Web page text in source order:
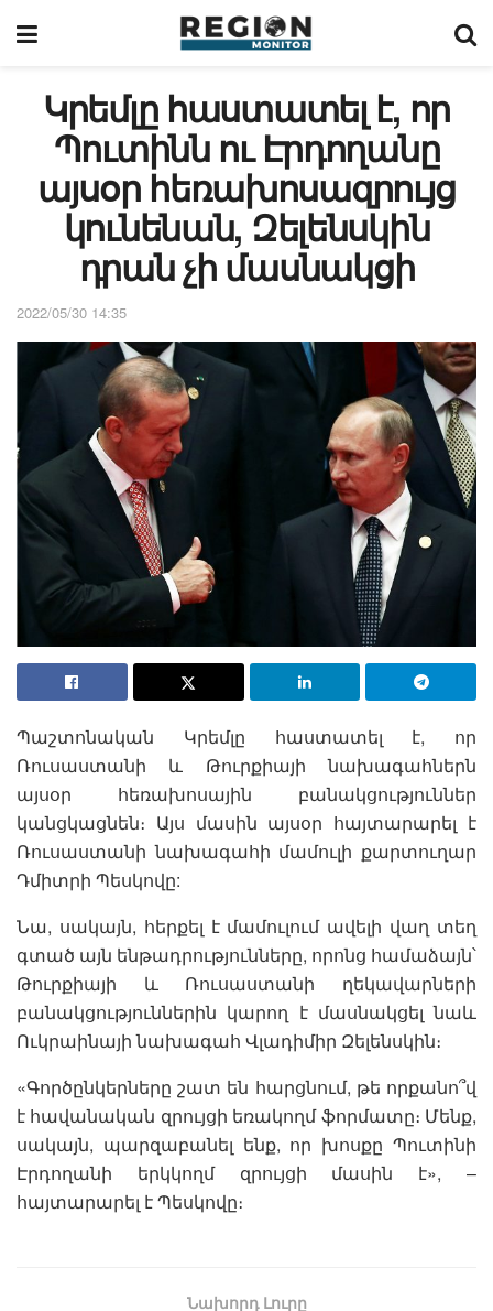
Կրեմլը հաստատել է, որ
Պուտինն ու Էրդողանը
այսօր հեռախոսազրույց
կունենան, Զելենսկին
դրան չի մասնակցի
2022/05/30 14:35
Պաշտոնական Կրեմլը հաստատել է, որ
Ռուսաստանի և Թուրքիայի նախագահներն
այսօր հեռախոսային բանակցություններ
կանցկացնեն։ Այս մասին այսօր հայտարարել է
Ռուսաստանի նախագահի մամուլի քարտուղար
Դմիտրի Պեսկովը:
Նա, սակայն, հերքել է մամուլում ավելի վաղ տեղ
գտած այն ենթադրությունները, որոնց համաձայն՝
Թուրքիայի և Ռուսաստանի ղեկավարների
բանակցություններին կարող է մասնակցել նաև
Ուկրաինայի նախագահ Վլադիմիր Զելենսկին։
«Գործընկերները շատ են հարցնում, թե որքանո՞վ
է հավանական զրույցի եռակողմ ֆորմատը։ Մենք,
սակայն, պարզաբանել ենք, որ խոսքը Պուտինի
Էրդողանի երկկողմ զրույցի մասին է», –
հայտարարել է Պեսկովը։
Նախորդ Լուրը